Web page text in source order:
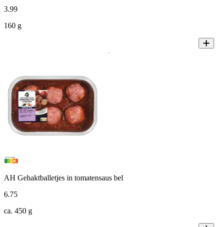
3.99
160 g
AH Gehaktballetjes in tomatensaus bel
6.75
ca. 450 g